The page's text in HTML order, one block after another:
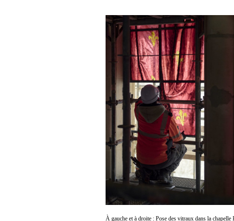
À gauche et à droite : Pose des vitraux dans la